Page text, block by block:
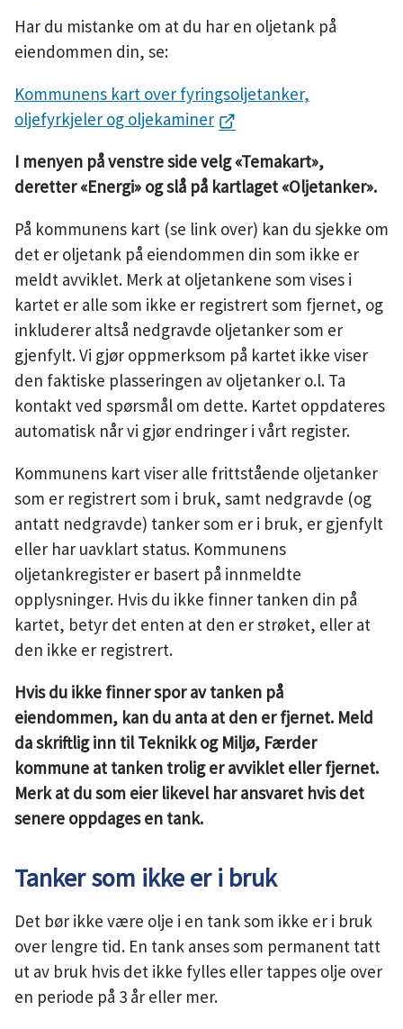
Har du mistanke om at du har en oljetank på
eiendommen din, se:
Kommunens kart over fyringsoljetanker,
oljefyrkjeler og oljekaminer
I menyen på venstre side velg «Temakart»,
deretter «Energi» og slå på kartlaget «Oljetanker».
På kommunens kart (se link over) kan du sjekke om
det er oljetank på eiendommen din som ikke er
meldt avviklet. Merk at oljetankene som vises i
kartet er alle som ikke er registrert som fjernet, og
inkluderer altså nedgravde oljetanker som er
gjenfylt. Vi gjør oppmerksom på kartet ikke viser
den faktiske plasseringen av oljetanker o.l. Ta
kontakt ved spørsmål om dette. Kartet oppdateres
automatisk når vi gjør endringer i vårt register.
Kommunens kart viser alle frittstående oljetanker
som er registrert som i bruk, samt nedgravde (og
antatt nedgravde) tanker som er i bruk, er gjenfylt
eller har uavklart status. Kommunens
oljetankregister er basert på innmeldte
opplysninger. Hvis du ikke finner tanken din på
kartet, betyr det enten at den er strøket, eller at
den ikke er registrert.
Hvis du ikke finner spor av tanken på
eiendommen, kan du anta at den er fjernet. Meld
da skriftlig inn til Teknikk og Miljø, Færder
kommune at tanken trolig er avviklet eller fjernet.
Merk at du som eier likevel har ansvaret hvis det
senere oppdages en tank.
Tanker som ikke er i bruk
Det bør ikke være olje i en tank som ikke er i bruk
over lengre tid. En tank anses som permanent tatt
ut av bruk hvis det ikke fylles eller tappes olje over
en periode på 3 år eller mer.